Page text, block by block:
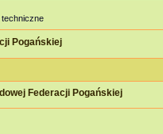
techniczne
Pogańskiej
Federacji Pogańskiej